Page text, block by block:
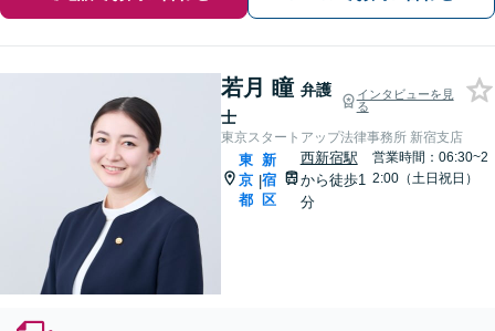
若月 瞳 弁護
士
インタビューを見
る
東京スタートアップ法律事務所 新宿支店
東
京
都
|
新
宿
区
西新宿駅
から徒歩1
分
営業時間：06:30~2
2:00（土日祝日）